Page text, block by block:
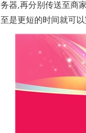
务器,再分别传送至商
至是更短的时间就可以